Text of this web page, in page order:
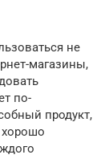
не
магазины,
по-
продукт,